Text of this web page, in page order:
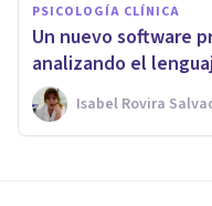
PSICOLOGÍA CLÍNICA
Un nuevo software
analizando el
Isabel Rovira